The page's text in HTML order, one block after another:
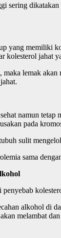
sering
yang memiliki
kolesterol jahat
lemak akan
namun
pada
sulit
sama
alkohol di
melambat